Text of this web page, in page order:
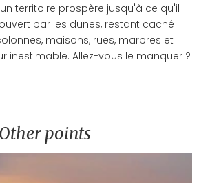
territoire prospère jusqu'à ce qu'il
par les dunes, restant caché
maisons, rues, marbres et
inestimable. Allez-vous le manquer ?
Other points